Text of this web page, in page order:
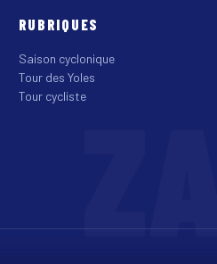
RUBRIQUES
Saison cyclonique
Tour des Yoles
Tour cycliste